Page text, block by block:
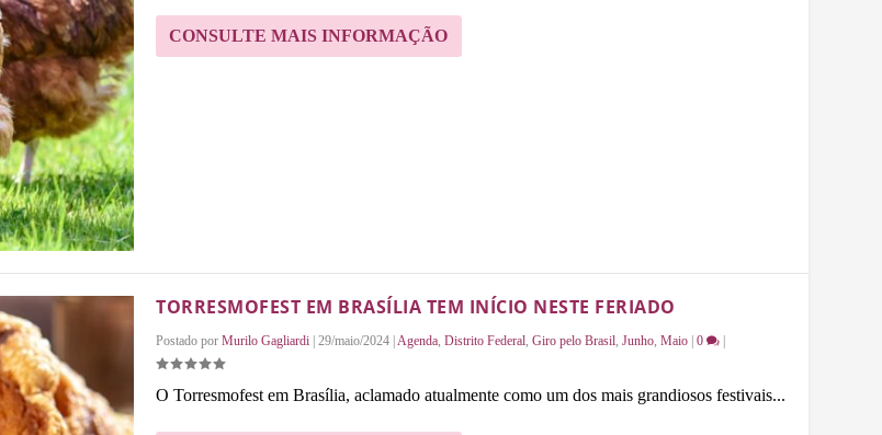
CONSULTE MAIS INFORMAÇÃO
TORRESMOFEST EM BRASÍLIA TEM INÍCIO NESTE FERIADO
Postado por Murilo Gagliardi | 29/maio/2024 | Agenda Distrito Federal Giro pelo Brasil Junho Maio | 0 |
O Torresmofest em Brasília, aclamado atualmente como um dos mais grandiosos festivais...